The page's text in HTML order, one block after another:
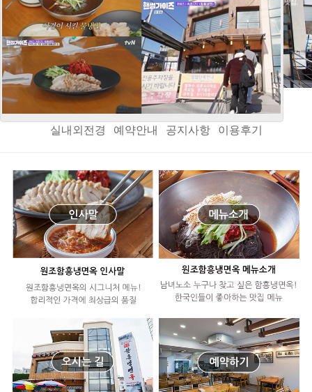
메뉴소개 음식정보
메뉴갤러리
실내외전경
예약안내 공지사항 이용후기